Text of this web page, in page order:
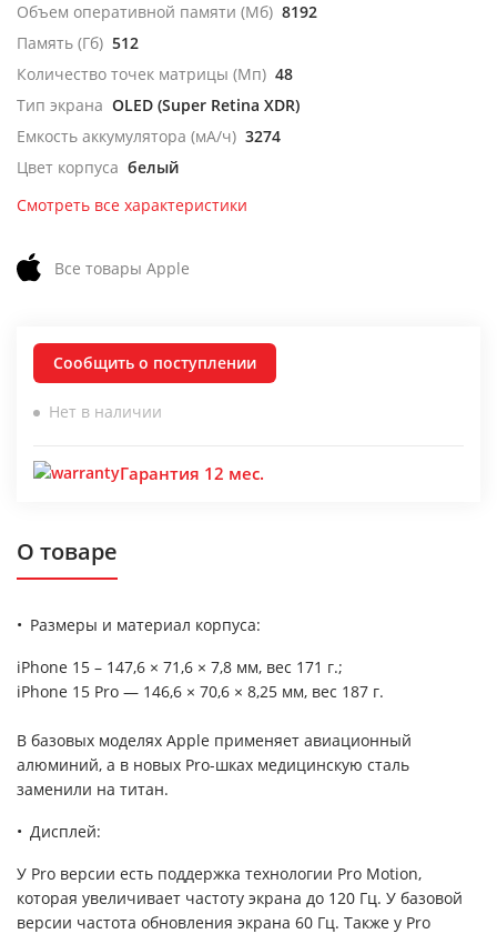
Объем оперативной памяти (Мб) 8192
Память (Гб) 512
Количество точек матрицы (Мп) 48
Тип экрана OLED (Super Retina XDR)
Емкость аккумулятора (мА/ч) 3274
Цвет корпуса белый
Смотреть все характеристики
Все товары Apple
Сообщить о поступлении
Нет в наличии
Гарантия 12 мес.
О товаре
Размеры и материал корпуса:
iPhone 15 – 147,6 × 71,6 × 7,8 мм, вес 171 г.;
iPhone 15 Pro — 146,6 × 70,6 × 8,25 мм, вес 187 г.
В базовых моделях Apple применяет авиационный
алюминий, а в новых Pro-шках медицинскую сталь
заменили на титан.
Дисплей:
У Pro версии есть поддержка технологии Pro Motion,
которая увеличивает частоту экрана до 120 Гц. У базовой
версии частота обновления экрана 60 Гц. Также у Pro